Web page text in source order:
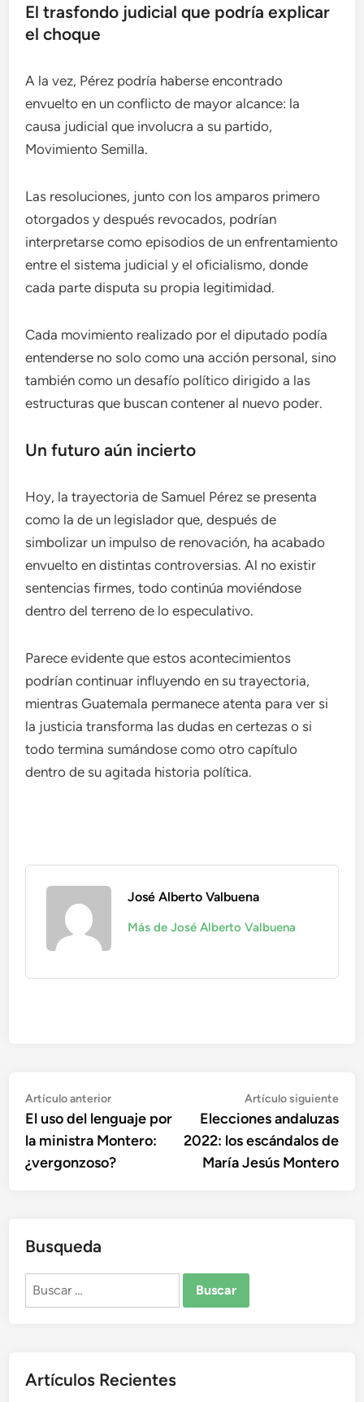
El trasfondo judicial que podría explicar
el choque
A la vez, Pérez podría haberse encontrado
envuelto en un conflicto de mayor alcance: la
causa judicial que involucra a su partido,
Movimiento Semilla.
Las resoluciones, junto con los amparos primero
otorgados y después revocados, podrían
interpretarse como episodios de un enfrentamiento
entre el sistema judicial y el oficialismo, donde
cada parte disputa su propia legitimidad.
Cada movimiento realizado por el diputado podía
entenderse no solo como una acción personal, sino
también como un desafío político dirigido a las
estructuras que buscan contener al nuevo poder.
Un futuro aún incierto
Hoy, la trayectoria de Samuel Pérez se presenta
como la de un legislador que, después de
simbolizar un impulso de renovación, ha acabado
envuelto en distintas controversias. Al no existir
sentencias firmes, todo continúa moviéndose
dentro del terreno de lo especulativo.
Parece evidente que estos acontecimientos
podrían continuar influyendo en su trayectoria,
mientras Guatemala permanece atenta para ver si
la justicia transforma las dudas en certezas o si
todo termina sumándose como otro capítulo
dentro de su agitada historia política.
José Alberto Valbuena
Más de José Alberto Valbuena
Navegación
de
entradas
Artículo anteriorArtículo
anterior:
El uso del lenguaje por
la ministra Montero:
¿vergonzoso?
Artículo siguiente
Elecciones andaluzas
2022: los escándalos de
María Jesús Montero
Busqueda
Buscar:
Artículos Recientes